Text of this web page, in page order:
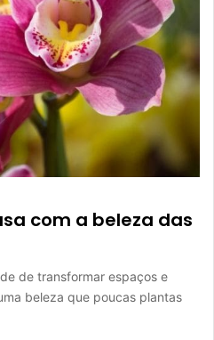
com a beleza das
de transformar espaços e
beleza que poucas plantas